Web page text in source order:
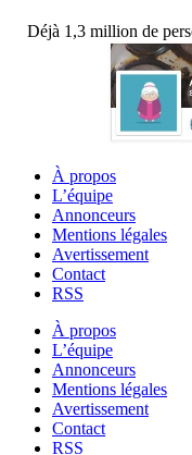
Déjà 1,3 million de
À propos
L’équipe
Annonceurs
Mentions légales
Avertissement
Contact
RSS
À propos
L’équipe
Annonceurs
Mentions légales
Avertissement
Contact
RSS